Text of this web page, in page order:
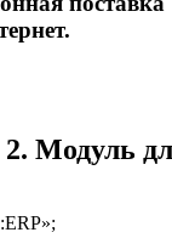
2. Модуль